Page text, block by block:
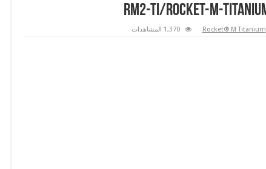
Rocket® M Titanium 1,370 المشاهدات